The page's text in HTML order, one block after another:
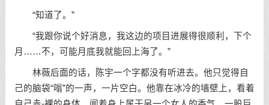
“知道了。”
“我跟你说个好消息，我这边的项目进展得很顺利，下个
月……不，可能月底我就能回上海了。”
林薇后面的话，陈宇一个字都没有听进去。他只觉得自
己的脑袋“嗡”的一声，一片空白。他靠在冰冷的墙壁上，看着